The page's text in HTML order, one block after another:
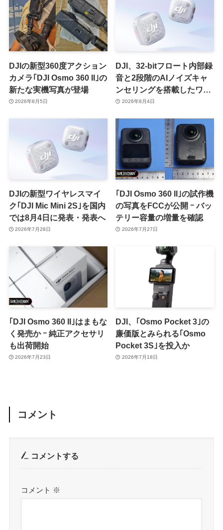
DJIの新型360度アクション
カメラ｢DJI Osmo 360 II｣の
新たな実機写真が登場
2026年8月5日
DJI、32-bitフロート内部録
音と2段階のAIノイズキャ
ンセリングを搭載したワイ
ヤレスマイク｢DJI Mic Mini
2026年8月4日
DJIの新型ワイヤレスマイ
ク｢DJI Mic Mini 2S｣を国内
では8月4日に発表・発表へ
2026年7月28日
｢DJI Osmo 360 II｣の試作機
の写真をFCCが公開 ｰ バッ
テリー容量の増量を確認
2026年7月27日
｢DJI Osmo 360 II｣はまもな
く発売か ｰ 純正アクセサリ
も出荷開始
2026年7月23日
DJI、｢Osmo Pocket 3｣の
廉価版とみられる｢Osmo
Pocket 3S｣を投入か
2026年7月18日
コメント
コメントする
コメント ※